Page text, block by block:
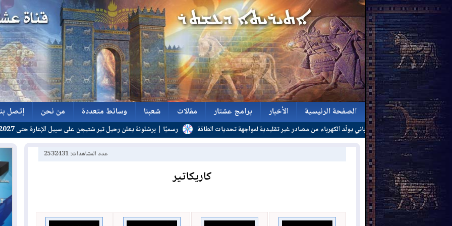
الصفحة الرئيسية
الصفحة الرئيسية
الأخبار
الأخبار
برامج عشتار
برامج عشتار
مقالات
مقالات
شعبنا
شعبنا
وسائط متعددة
وسائط متعددة
من نحن
من نحن
إتصل
إتصل
ياباني يولّد الكهرباء من مصادر غير تقليدية لمواجهة تحديات الطاقة رسميًا | برشلونة يعلن رحيل تير شتيجن على سبيل الإعارة حتى 2027
عدد المشاهدات: 2532431
كاريكاتير